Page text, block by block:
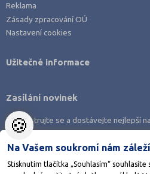
Reklama
Zásady zpracování OÚ
Nastavení cookies
Užitečné informace
Zasílání novinek
Zaregistrujte se a dostávejte nejlepší
🍪
Na Vašem soukromí nám záleží
Stisknutím tlačítka „Souhlasím“